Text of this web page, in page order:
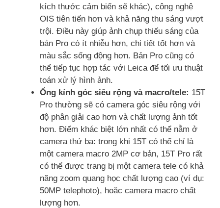
kích thước cảm biến sẽ khác), công nghệ
OIS tiên tiến hơn và khả năng thu sáng vượt
trội. Điều này giúp ảnh chụp thiếu sáng của
bản Pro có ít nhiễu hơn, chi tiết tốt hơn và
màu sắc sống động hơn. Bản Pro cũng có
thể tiếp tục hợp tác với Leica để tối ưu thuật
toán xử lý hình ảnh.
Ống kính góc siêu rộng và macro/tele: 15T
Pro thường sẽ có camera góc siêu rộng với
độ phân giải cao hơn và chất lượng ảnh tốt
hơn. Điểm khác biệt lớn nhất có thể nằm ở
camera thứ ba: trong khi 15T có thể chỉ là
một camera macro 2MP cơ bản, 15T Pro rất
có thể được trang bị một camera tele có khả
năng zoom quang học chất lượng cao (ví dụ:
50MP telephoto), hoặc camera macro chất
lượng hơn.